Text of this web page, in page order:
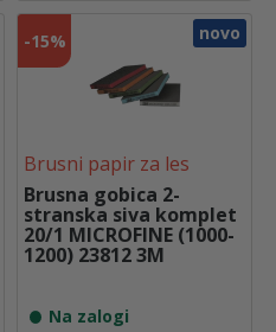
€
.n
a
j
e
b
i
l
a
0
t
n
a
j
e
:
0
,
6
-15%
Brusni papir za les
Brusna gobica 2-
stranska siva komplet
20/1 MICROFINE (1000-
1200) 23812 3M
Na zalogi
novo